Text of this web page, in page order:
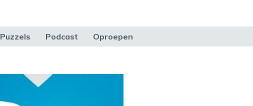
Puzzels Podcast Oproepen